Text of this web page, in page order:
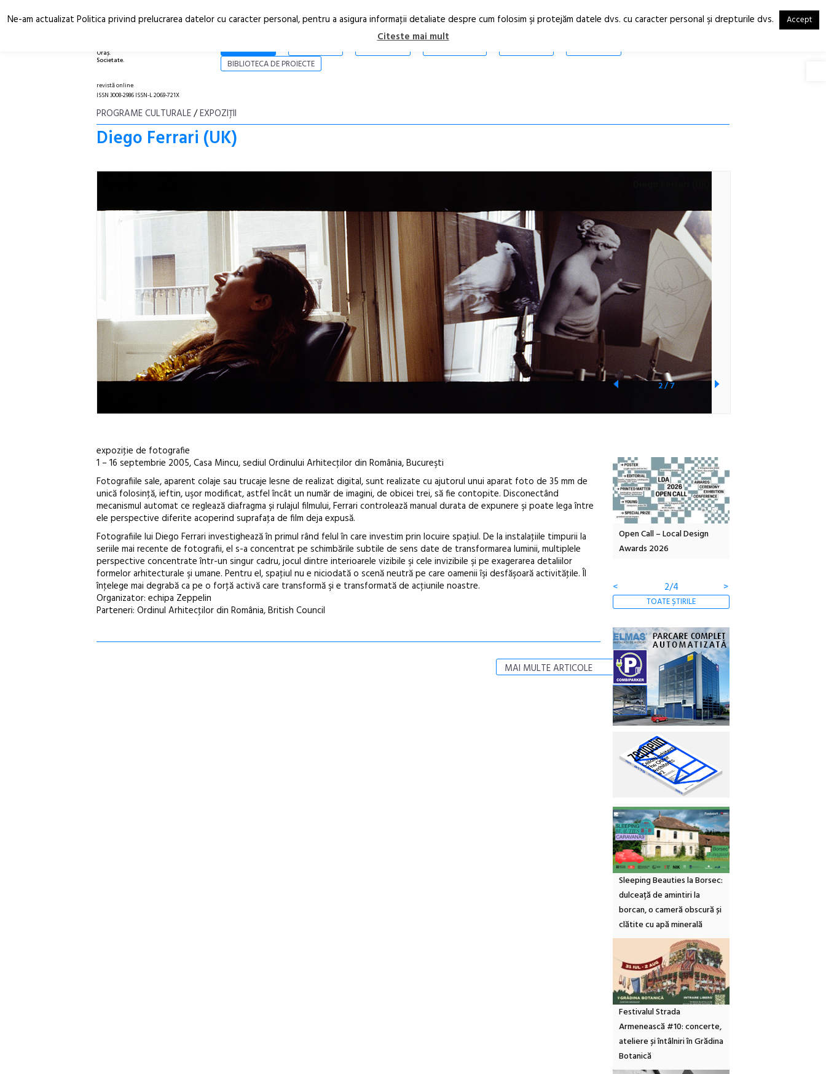
Oraș.
Societate.
RO
EN
NOI
BIBLIOTECA DE PROIECTE
revistă online
ISSN 3008-2986 ISSN-L 2069-721X
PROGRAME CULTURALE/EXPOZIŢII
Diego Ferrari (UK)
2/7
expoziţie de fotografie
1 – 16 septembrie 2005, Casa Mincu, sediul Ordinului Arhitecţilor din România, Bucureşti
Fotografiile sale, aparent colaje sau trucaje lesne de realizat digital, sunt realizate cu ajutorul unui aparat foto de 35 mm de
unică folosinţă, ieftin, uşor modificat, astfel încât un număr de imagini, de obicei trei, să fie contopite. Disconectând
mecanismul automat ce reglează diafragma şi rulajul filmului, Ferrari controlează manual durata de expunere şi poate lega între
ele perspective diferite acoperind suprafaţa de film deja expusă.
Fotografiile lui Diego Ferrari investighează în primul rând felul în care investim prin locuire spaţiul. De la instalaţiile timpurii la
seriile mai recente de fotografii, el s-a concentrat pe schimbările subtile de sens date de transformarea luminii, multiplele
perspective concentrate într-un singur cadru, jocul dintre interioarele vizibile şi cele invizibile şi pe exagerarea detaliilor
formelor arhitecturale şi umane. Pentru el, spaţiul nu e niciodată o scenă neutră pe care oamenii îşi desfăşoară activităţile. Îl
înţelege mai degrabă ca pe o forţă activă care transformă şi e transformată de acţiunile noastre.
Organizator: echipa Zeppelin
Parteneri: Ordinul Arhitecţilor din România, British Council
MAI MULTE ARTICOLE
În curând: POELANDA – parc
de poezie și co-creație
Open Call – Local Design
Awards 2026
<
2/4 >
TOATE ȘTIRILE
Sleeping Beauties la Borsec:
dulceață de amintiri la
borcan, o cameră obscură și
clătite cu apă minerală
Festivalul Strada
Armenească #10: concerte,
ateliere și întâlniri în Grădina
Botanică
Ne-am actualizat Politica privind prelucrarea datelor cu caracter personal, pentru a asigura informaţii detaliate despre cum folosim şi protejăm datele dvs. cu caracter personal şi drepturile dvs. Accept
Citeste mai mult